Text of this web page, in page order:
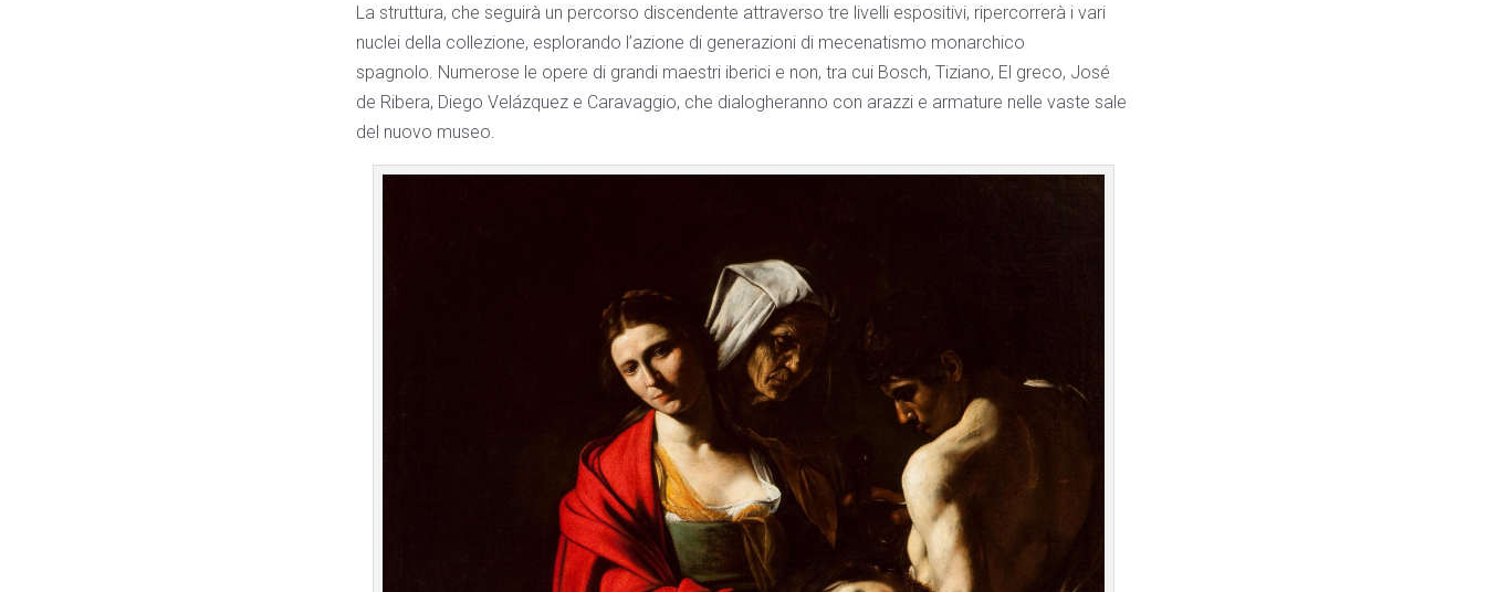
La struttura, che seguirà un percorso discendente attraverso tre livelli espositivi, ripercorrerà i vari
nuclei della collezione, esplorando l’azione di generazioni di mecenatismo monarchico
spagnolo. Numerose le opere di grandi maestri iberici e non, tra cui Bosch, Tiziano, El greco, José
de Ribera, Diego Velázquez e Caravaggio, che dialogheranno con arazzi e armature nelle vaste sale
del nuovo museo.